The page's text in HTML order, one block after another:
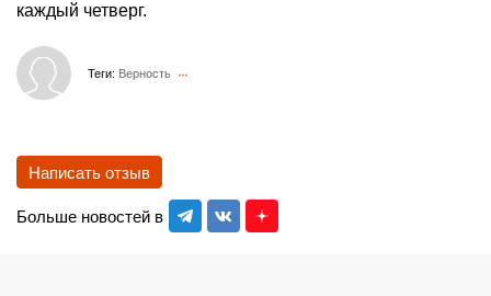
каждый четверг.
Теги: Верность
Больше новостей в
Написать отзыв